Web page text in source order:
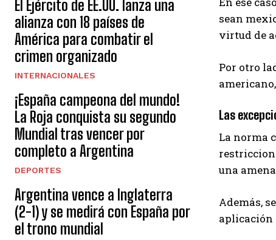
El Ejército de EE.UU. lanza una
alianza con 18 países de
América para combatir el
crimen organizado
INTERNACIONALES
¡España campeona del mundo!
La Roja conquista su segundo
Mundial tras vencer por
completo a Argentina
DEPORTES
Argentina vence a Inglaterra
(2-1) y se medirá con España por
el trono mundial
sean
virtud de
Por otro
Las
La norma
una
Además,
aplicación